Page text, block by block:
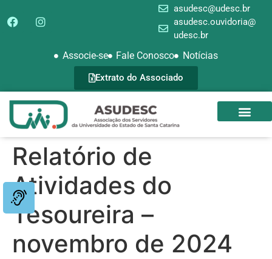
asudesc@udesc.br
asudesc.ouvidoria@
udesc.br
Associe-se Fale Conosco Notícias
Extrato do Associado
Relatório de
Atividades do
Tesoureira –
novembro de 2024